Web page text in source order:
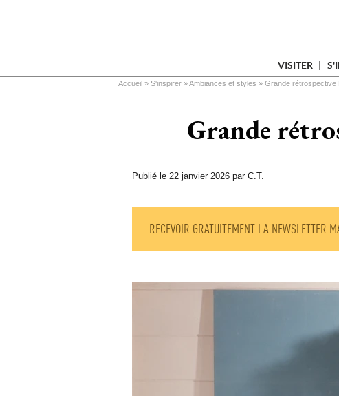
VISITER
Vous êtes ici
Accueil » S'inspirer » Ambiances et styles » Grande rétrospective
Grande
Publié le 22 janvier 2026 par C.T.
RECEVOIR GRATUITEMENT LA NEWSLETTER